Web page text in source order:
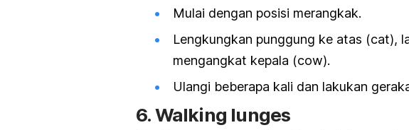
Mulai dengan posisi merangkak.
Lengkungkan punggung ke atas (cat),
mengangkat kepala (cow).
Ulangi beberapa kali dan lakukan
6.Walking lunges